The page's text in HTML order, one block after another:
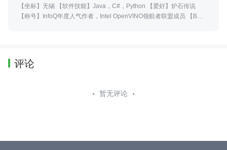
【坐标】无锡 【软件技能】Java，C#，Python 【爱好】炉石传说
【称号】InfoQ年度人气作者，Intel OpenVINO领航者联盟成员 【B
评论
暂无评论